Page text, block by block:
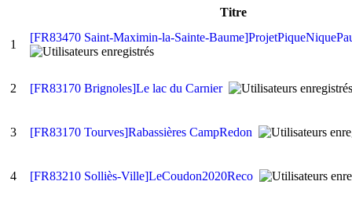
Titre
1
[FR83470 Saint-Maximin-la-Sainte-
2 [FR83170 Brignoles]Le lac du Carnier
3 [FR83170 Tourves]Rabassières CampRedon
4 [FR83210 Solliès-Ville]LeCoudon2020Reco